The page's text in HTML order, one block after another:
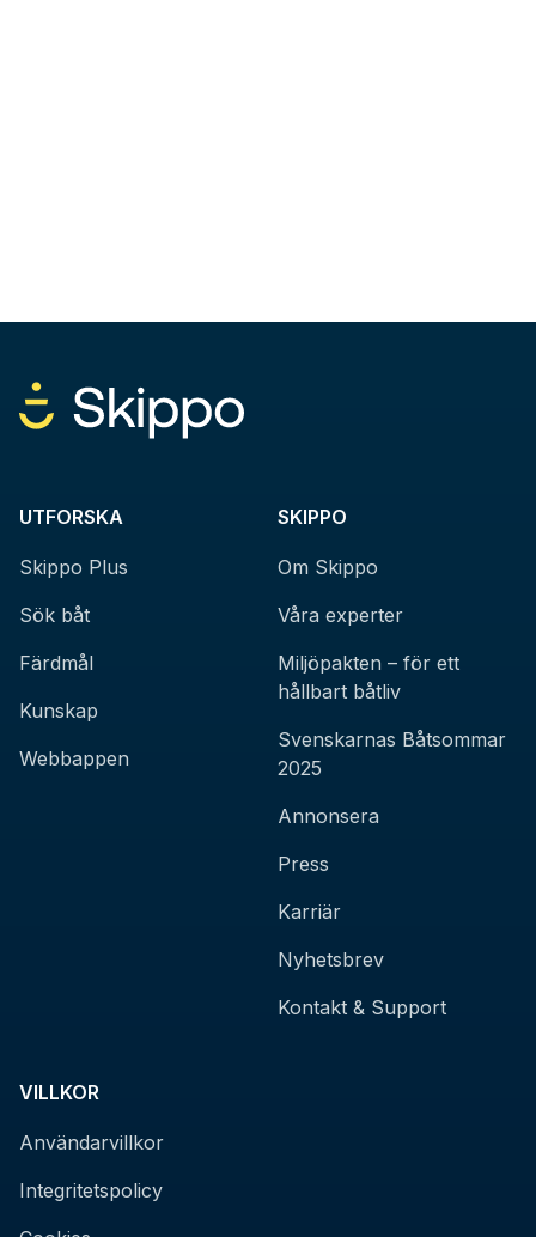
UTFORSKA
Skippo Plus
Sök båt
Färdmål
Kunskap
Webbappen
SKIPPO
Om Skippo
Våra experter
Miljöpakten – för ett
hållbart båtliv
Svenskarnas Båtsommar
2025
Annonsera
Press
Karriär
Nyhetsbrev
Kontakt & Support
VILLKOR
Användarvillkor
Integritetspolicy